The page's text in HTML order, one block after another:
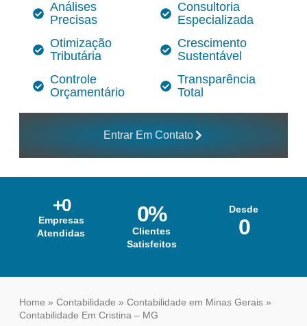
Análises
Precisas
Otimização
Tributária
Controle
Orçamentário
Consultoria
Especializada
Crescimento
Sustentável
Transparência
Total
Entrar Em Contato
+0
Empresas
Atendidas
0%
Clientes
Satisfeitos
Desde
0
Home » Contabilidade » Contabilidade em Minas Gerais »
Contabilidade Em Cristina – MG